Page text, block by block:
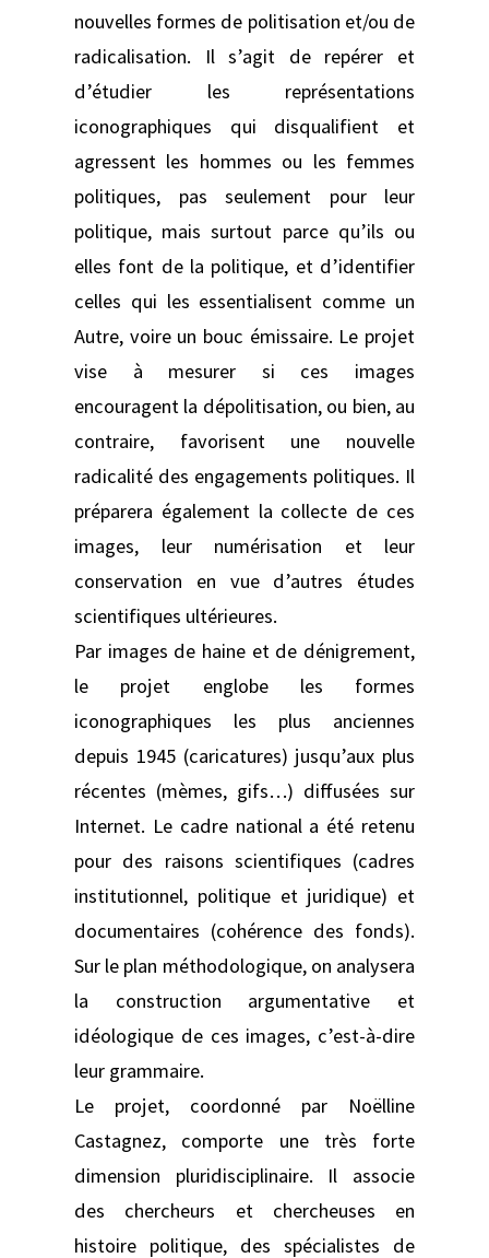
nouvelles formes de politisation et/ou de
radicalisation. Il s’agit de repérer et
d’étudier les représentations
iconographiques qui disqualifient et
agressent les hommes ou les femmes
politiques, pas seulement pour leur
politique, mais surtout parce qu’ils ou
elles font de la politique, et d’identifier
celles qui les essentialisent comme un
Autre, voire un bouc émissaire. Le projet
vise à mesurer si ces images
encouragent la dépolitisation, ou bien, au
contraire, favorisent une nouvelle
radicalité des engagements politiques. Il
préparera également la collecte de ces
images, leur numérisation et leur
conservation en vue d’autres études
scientifiques ultérieures.
Par images de haine et de dénigrement,
le projet englobe les formes
iconographiques les plus anciennes
depuis 1945 (caricatures) jusqu’aux plus
récentes (mèmes, gifs…) diffusées sur
Internet. Le cadre national a été retenu
pour des raisons scientifiques (cadres
institutionnel, politique et juridique) et
documentaires (cohérence des fonds).
Sur le plan méthodologique, on analysera
la construction argumentative et
idéologique de ces images, c’est-à-dire
leur grammaire.
Le projet, coordonné par Noëlline
Castagnez, comporte une très forte
dimension pluridisciplinaire. Il associe
des chercheurs et chercheuses en
histoire politique, des spécialistes de